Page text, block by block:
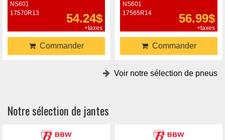
NS601
17570R13
54.24$
+taxes
Commander
NS601
17565R14
56.99$
+taxes
Commander
Voir notre sélection de pneus
Notre sélection de jantes